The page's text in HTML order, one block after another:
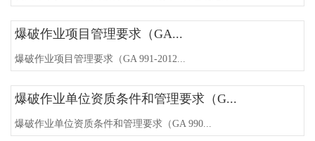
爆破作业项目管理要求（GA...
爆破作业项目管理要求（GA 991-2012...
爆破作业单位资质条件和管理要求（G...
爆破作业单位资质条件和管理要求（GA 990...